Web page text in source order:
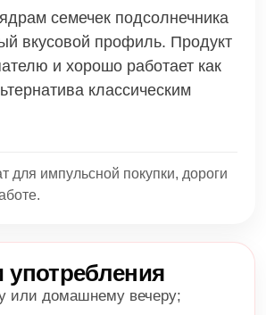
семечек подсолнечника
вкусовой профиль. Продукт
и хорошо работает как
классическим
для импульсной покупки, дороги
употребления
или домашнему вечеру;